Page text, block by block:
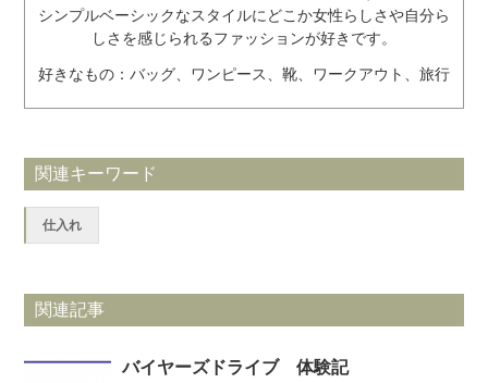
シンプルベーシックなスタイルにどこか女性らしさや自分ら
しさを感じられるファッションが好きです。
好きなもの：バッグ、ワンピース、靴、ワークアウト、旅行
関連キーワード
仕入れ
関連記事
バイヤーズドライブ 体験記